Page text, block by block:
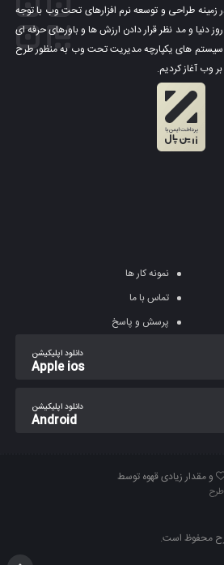
خود را در زمینه طراحی و توسعه نرم افزارهای تحت وب با توجه
دنیا و مد نظر قرار دادن ارزش ها و باورهای حرفه ای
سیستم های یکپارچه مدیریت تحت وب به منظور طرح
وب آغاز کردیم.
نمونه کار ها
تماس با ما
پرسش و پاسخ
دانلود اپلیکیشن
Apple ios
دانلود اپلیکیشن
Android
و مقدار زیادی قهوه توسط